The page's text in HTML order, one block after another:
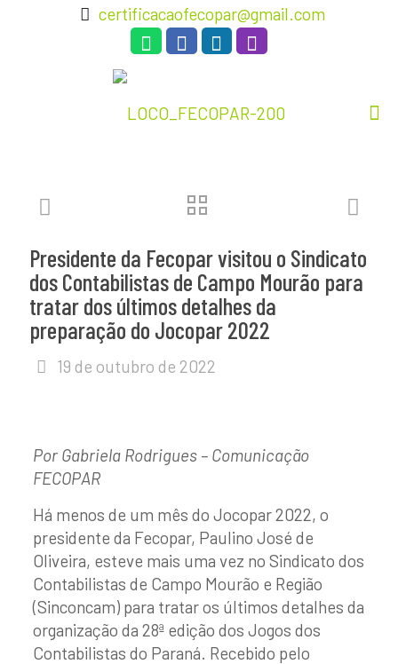
certificacaofecopar@gmail.com
Presidente da Fecopar visitou o Sindicato
dos Contabilistas de Campo Mourão para
tratar dos últimos detalhes da
preparação do Jocopar 2022
19 de outubro de 2022
Por Gabriela Rodrigues – Comunicação
FECOPAR
Há menos de um mês do Jocopar 2022, o
presidente da Fecopar, Paulino José de
Oliveira, esteve mais uma vez no Sindicato dos
Contabilistas de Campo Mourão e Região
(Sinconcam) para tratar os últimos detalhes da
organização da 28ª edição dos Jogos dos
Contabilistas do Paraná. Recebido pelo